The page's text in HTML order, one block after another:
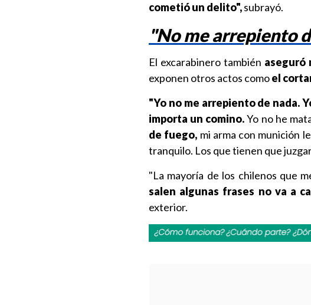
cometió un delito",subrayó.
"No me arrepiento
El excarabinero también aseguró
exponen otros actos comoel
"Yo no me arrepiento de nada.
importa un comino.Yo no he
de fuego, mi arma con munición
tranquilo. Los que tienen que
"La mayoría de los chilenos que
salen algunas frases no va a
exterior.